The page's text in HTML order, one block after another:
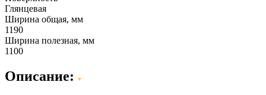
Глянцевая
Ширина общая, мм
1190
Ширина полезная, мм
1100
Описание: